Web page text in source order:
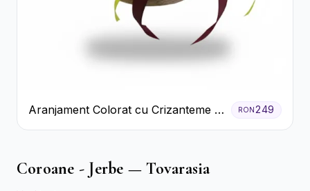
Aranjament Colorat cu Crizanteme în
Cutie Rustică
RON249
Coroane - Jerbe — Tovarasia